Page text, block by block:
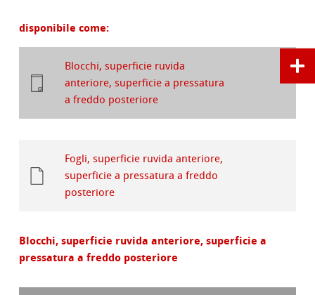
disponibile come:
Blocchi, superficie ruvida
anteriore, superficie a pressatura
a freddo posteriore
Fogli, superficie ruvida anteriore,
superficie a pressatura a freddo
posteriore
Blocchi, superficie ruvida anteriore, superficie a
pressatura a freddo posteriore